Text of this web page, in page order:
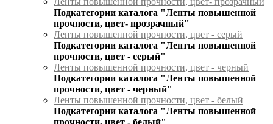
Подкатегории каталога "Ленты повышенной
прочности, цвет- прозрачный"
Ленты повышенной прочности, цвет - серый
Подкатегории каталога "Ленты повышенной
прочности, цвет - серый"
Ленты повышенной прочности, цвет - черный
Подкатегории каталога "Ленты повышенной
прочности, цвет - черный"
Ленты повышенной прочности, цвет - белый
Подкатегории каталога "Ленты повышенной
прочности, цвет - белый"